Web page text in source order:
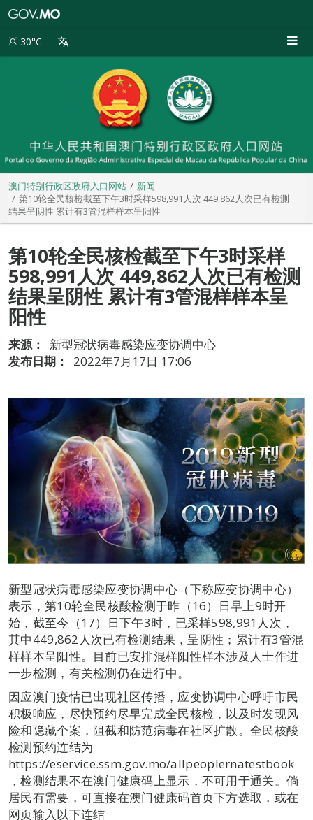
别
30°C
澳门特别行政区政府入口网站
新闻
第10轮全民核检截至下午3时采样598,991人次 449,862人次已有检测
结果呈阴性 累计有3管混样样本呈阳性
第10轮全民核检截至下午3时采样
598,991人次 449,862人次已有检测
结果呈阴性 累计有3管混样样本呈
阳性
来源：
新型冠状病毒感染应变协调中心
发布日期：
2022年7月17日 17:06
新型冠状病毒感染应变协调中心（下称应变协调中心）
表示，第10轮全民核酸检测于昨（16）日早上9时开
始，截至今（17）日下午3时，已采样598,991人次，
其中449,862人次已有检测结果，呈阴性；累计有3管混
样样本呈阳性。目前已安排混样阳性样本涉及人士作进
一步检测，有关检测仍在进行中。
因应澳门疫情已出现社区传播，应变协调中心呼吁市民
积极响应，尽快预约尽早完成全民核检，以及时发现风
险和隐藏个案，阻截和防范病毒在社区扩散。全民核酸
检测预约连结为
https://eservice.ssm.gov.mo/allpeoplernatestbook
，检测结果不在澳门健康码上显示，不可用于通关。倘
居民有需要，可直接在澳门健康码首页下方选取，或在
网页输入以下连结